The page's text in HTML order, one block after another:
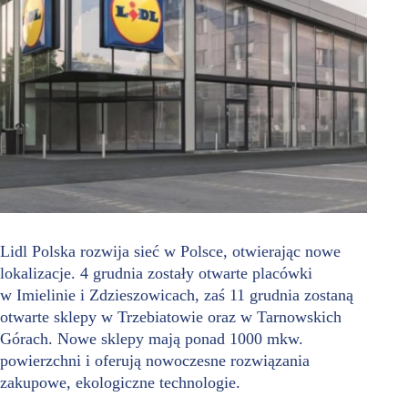
Lidl Polska rozwija sieć w Polsce, otwierając nowe
lokalizacje. 4 grudnia zostały otwarte placówki
w Imielinie i Zdzieszowicach, zaś 11 grudnia zostaną
otwarte sklepy w Trzebiatowie oraz w Tarnowskich
Górach. Nowe sklepy mają ponad 1000 mkw.
powierzchni i oferują nowoczesne rozwiązania
zakupowe, ekologiczne technologie.